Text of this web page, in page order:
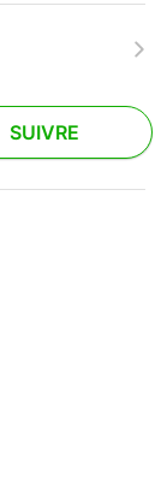
SUIVRE